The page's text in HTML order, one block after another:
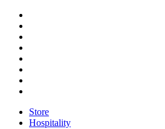
Store
Hospitality